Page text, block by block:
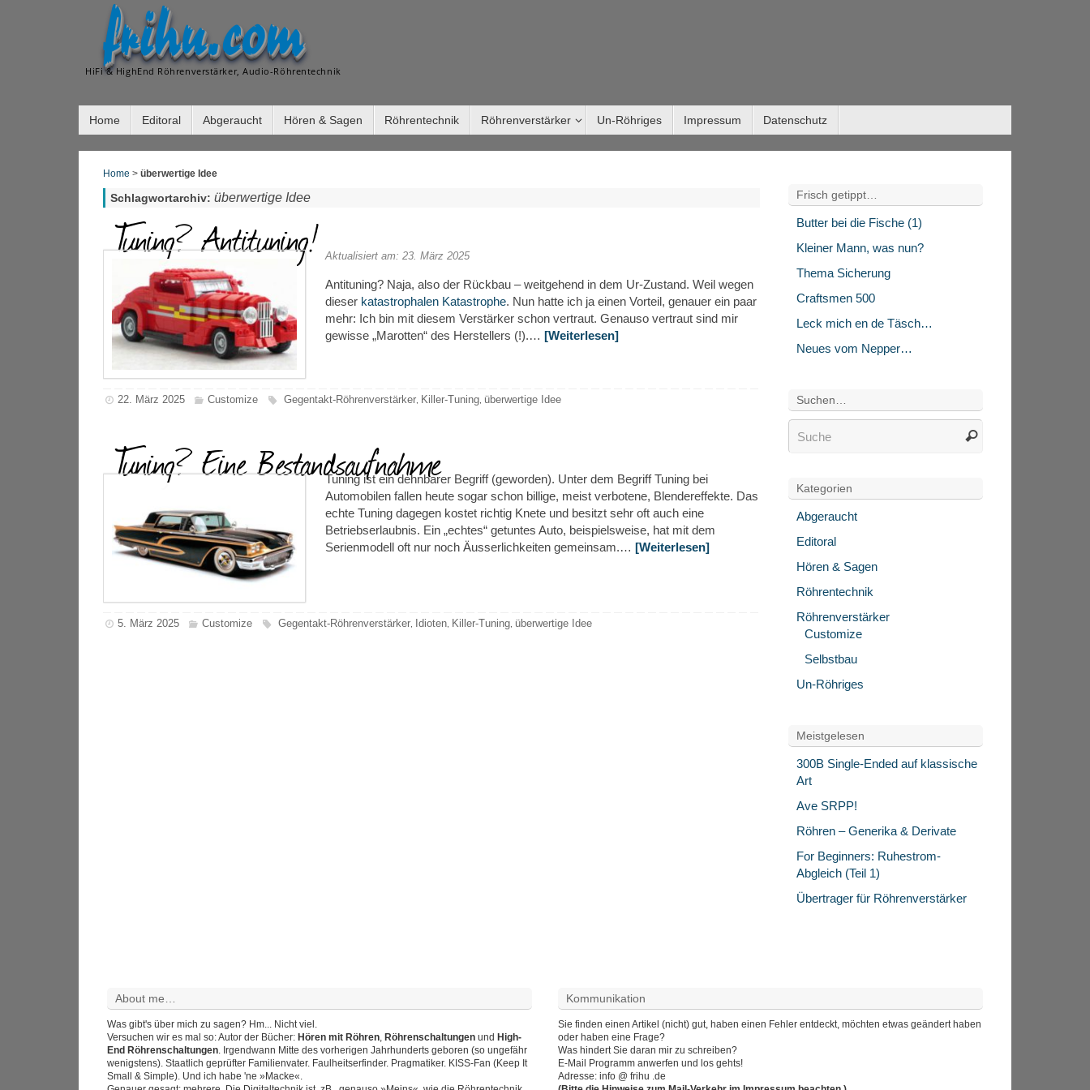
frihu.com
HiFi & HighEnd Röhrenverstärker, Audio-Röhrentechnik
Home Editoral Abgeraucht Hören & Sagen Röhrentechnik Röhrenverstärker Un-Röhriges Impressum Datenschutz
Home > überwertige Idee
Schlagwortarchiv: überwertige Idee
Tuning? Antituning! Aktualisiert am: 23. März 2025
Antituning? Naja, also der Rückbau – weitgehend in dem Ur-Zustand. Weil wegen
dieser katastrophalen Katastrophe. Nun hatte ich ja einen Vorteil, genauer ein paar
mehr: Ich bin mit diesem Verstärker schon vertraut. Genauso vertraut sind mir
gewisse „Marotten“ des Herstellers (!).… [Weiterlesen]
22. März 2025 Customize Gegentakt-Röhrenverstärker, Killer-Tuning, überwertige Idee
Tuning? Eine BestandsaufnahmeTuning ist ein dehnbarer Begriff (geworden). Unter dem Begriff Tuning bei
Automobilen fallen heute sogar schon billige, meist verbotene, Blendereffekte. Das
echte Tuning dagegen kostet richtig Knete und besitzt sehr oft auch eine
Betriebserlaubnis. Ein „echtes“ getuntes Auto, beispielsweise, hat mit dem
Serienmodell oft nur noch Äusserlichkeiten gemeinsam.… [Weiterlesen]
5. März 2025 Customize Gegentakt-Röhrenverstärker, Idioten, Killer-Tuning, überwertige Idee
Frisch getippt…
Butter bei die Fische (1)
Kleiner Mann, was nun?
Thema Sicherung
Craftsmen 500
Leck mich en de Täsch…
Neues vom Nepper…
Suchen…
Kategorien
Abgeraucht
Editoral
Hören & Sagen
Röhrentechnik
Röhrenverstärker
Customize
Selbstbau
Un-Röhriges
Meistgelesen
300B Single-Ended auf klassische
Art
Ave SRPP!
Röhren – Generika & Derivate
For Beginners: Ruhestrom-
Abgleich (Teil 1)
Übertrager für Röhrenverstärker
About me…
Was gibt's über mich zu sagen? Hm... Nicht viel.
Versuchen wir es mal so: Autor der Bücher: Hören mit Röhren, Röhrenschaltungen und High-
End Röhrenschaltungen. Irgendwann Mitte des vorherigen Jahrhunderts geboren (so ungefähr
wenigstens). Staatlich geprüfter Familienvater. Faulheitserfinder. Pragmatiker. KISS-Fan (Keep It
Small & Simple). Und ich habe 'ne »Macke«.
Kommunikation
Sie finden einen Artikel (nicht) gut, haben einen Fehler entdeckt, möchten etwas geändert haben
oder haben eine Frage?
Was hindert Sie daran mir zu schreiben?
E-Mail Programm anwerfen und los gehts!
Adresse: info @ frihu .de